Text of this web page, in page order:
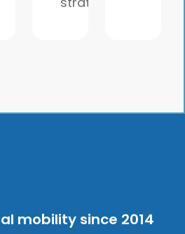
mobility since 2014